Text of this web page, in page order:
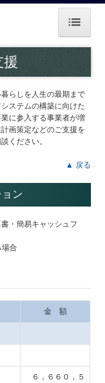
援
らしを人生の最期まで
ステムの構築に向けた
に参入する事業者が増
画策定などのご支援を
ください。
▲ 戻る
ン
・簡易キャッシュフ
場合
金 額
６，６６０，５